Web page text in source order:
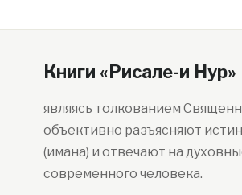
Книги «Рисале-и Нур»
являясь толкованием
объективно разъясняют
(имана) и отвечают на
современного человека.